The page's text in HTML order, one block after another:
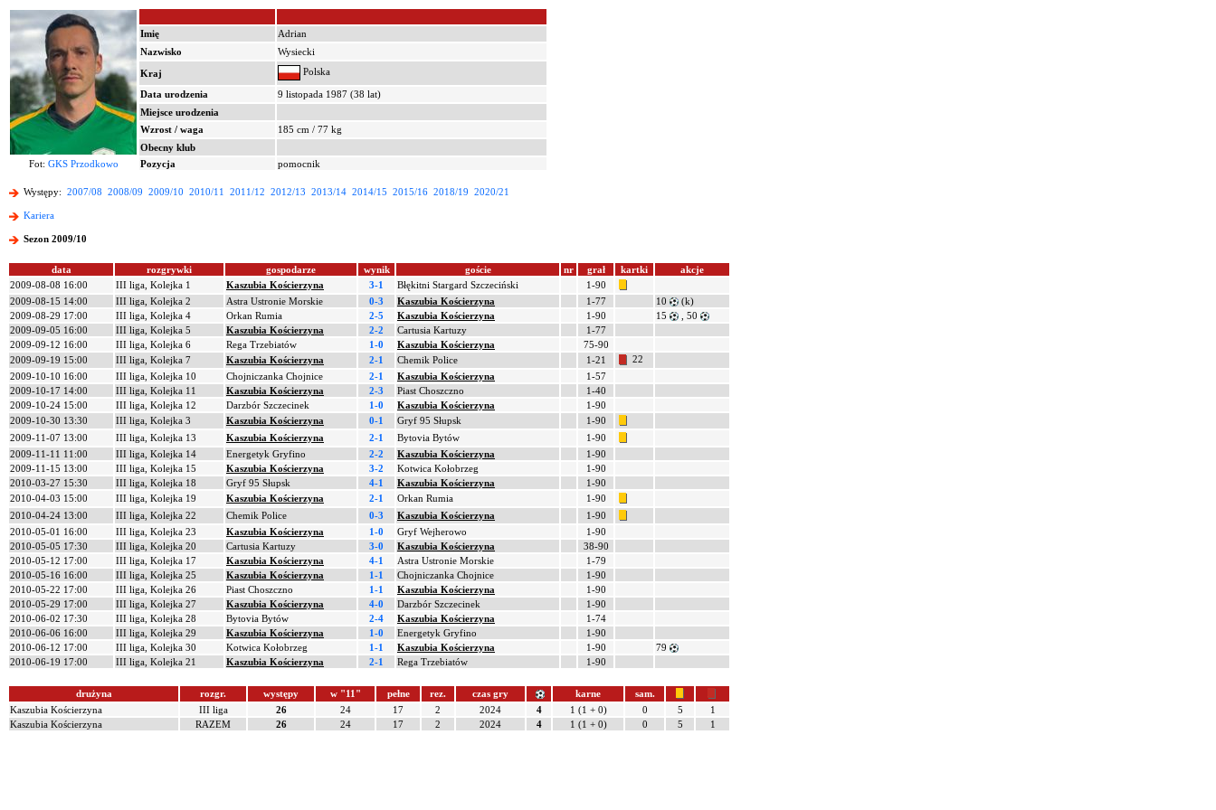
Imię
Adrian
Nazwisko
Wysiecki
Kraj
Polska
Data urodzenia
9 listopada 1987 (38 lat)
Miejsce urodzenia
Wzrost / waga
185 cm / 77 kg
Obecny klub
Fot: GKS Przodkowo Pozycja pomocnik
Występy: 2007/08 2008/09 2009/10 2010/11 2011/12 2012/13 2013/14 2014/15 2015/16 2018/19 2020/21
Kariera
Sezon 2009/10
data rozgrywki gospodarze wynik goście nr grał kartki
akcje
2009-08-08 16:00
III liga, Kolejka 1 Kaszubia Kościerzyna 3-1 Błękitni Stargard Szczeciński
1-90
2009-08-15 14:00
III liga, Kolejka 2 Astra Ustronie Morskie 0-3 Kaszubia Kościerzyna 1-77 10
(k)
2009-08-29 17:00
III liga, Kolejka 4 Orkan Rumia 2-5 Kaszubia Kościerzyna 1-90 15
, 50
2009-09-05 16:00
III liga, Kolejka 5 Kaszubia Kościerzyna 2-2 Cartusia Kartuzy
1-77
2009-09-12 16:00
III liga, Kolejka 6 Rega Trzebiatów 1-0 Kaszubia Kościerzyna
75-90
2009-09-19 15:00
III liga, Kolejka 7 Kaszubia Kościerzyna 2-1 Chemik Police 1-21
22
2009-10-10 16:00
III liga, Kolejka 10 Chojniczanka Chojnice 2-1 Kaszubia Kościerzyna
1-57
2009-10-17 14:00
III liga, Kolejka 11 Kaszubia Kościerzyna 2-3 Piast Choszczno
1-40
2009-10-24 15:00
III liga, Kolejka 12 Darzbór Szczecinek 1-0 Kaszubia Kościerzyna
1-90
2009-10-30 13:30
III liga, Kolejka 3 Kaszubia Kościerzyna 0-1 Gryf 95 Słupsk
1-90
2009-11-07 13:00
III liga, Kolejka 13 Kaszubia Kościerzyna 2-1 Bytovia Bytów
1-90
2009-11-11 11:00
III liga, Kolejka 14 Energetyk Gryfino 2-2 Kaszubia Kościerzyna
1-90
2009-11-15 13:00
III liga, Kolejka 15 Kaszubia Kościerzyna 3-2 Kotwica Kołobrzeg
1-90
2010-03-27 15:30
III liga, Kolejka 18 Gryf 95 Słupsk 4-1 Kaszubia Kościerzyna
1-90
2010-04-03 15:00
III liga, Kolejka 19 Kaszubia Kościerzyna 2-1 Orkan Rumia
1-90
2010-04-24 13:00
III liga, Kolejka 22 Chemik Police 0-3 Kaszubia Kościerzyna
1-90
2010-05-01 16:00
III liga, Kolejka 23 Kaszubia Kościerzyna 1-0 Gryf Wejherowo
1-90
2010-05-05 17:30
III liga, Kolejka 20 Cartusia Kartuzy 3-0 Kaszubia Kościerzyna
38-90
2010-05-12 17:00
III liga, Kolejka 17 Kaszubia Kościerzyna 4-1 Astra Ustronie Morskie
1-79
2010-05-16 16:00
III liga, Kolejka 25 Kaszubia Kościerzyna 1-1 Chojniczanka Chojnice
1-90
2010-05-22 17:00
III liga, Kolejka 26 Piast Choszczno 1-1 Kaszubia Kościerzyna
1-90
2010-05-29 17:00
III liga, Kolejka 27 Kaszubia Kościerzyna 4-0 Darzbór Szczecinek
1-90
2010-06-02 17:30
III liga, Kolejka 28 Bytovia Bytów 2-4 Kaszubia Kościerzyna
1-74
2010-06-06 16:00
III liga, Kolejka 29 Kaszubia Kościerzyna 1-0 Energetyk Gryfino
1-90
2010-06-12 17:00
III liga, Kolejka 30 Kotwica Kołobrzeg 1-1 Kaszubia Kościerzyna 1-90
79
2010-06-19 17:00
III liga, Kolejka 21 Kaszubia Kościerzyna 2-1 Rega Trzebiatów 1-90
drużyna rozgr. występy w "11" pełne rez. czas gry karne
sam.
Kaszubia Kościerzyna
III liga 26 24 17 2 2024 4 1 (1 + 0) 0 5
1
Kaszubia Kościerzyna
RAZEM 26 24 17 2 2024 4 1 (1 + 0) 0 5 1